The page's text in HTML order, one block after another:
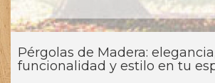
Pérgolas de Madera:
funcionalidad y estilo en tu